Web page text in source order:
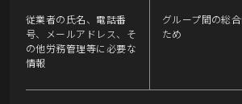
従業者の氏名、電話番
号、メールアドレス、そ
の他労務管理等に必要な
情報
グループ間の総
ため